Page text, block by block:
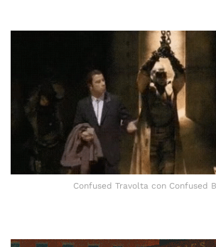
Confused Travolta con Confused